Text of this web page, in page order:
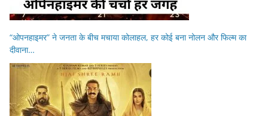
“ओपनहाइमर” ने जनता के बीच मचाया कोलाहल, हर कोई बना नोलन और फिल्म का
दीवाना…